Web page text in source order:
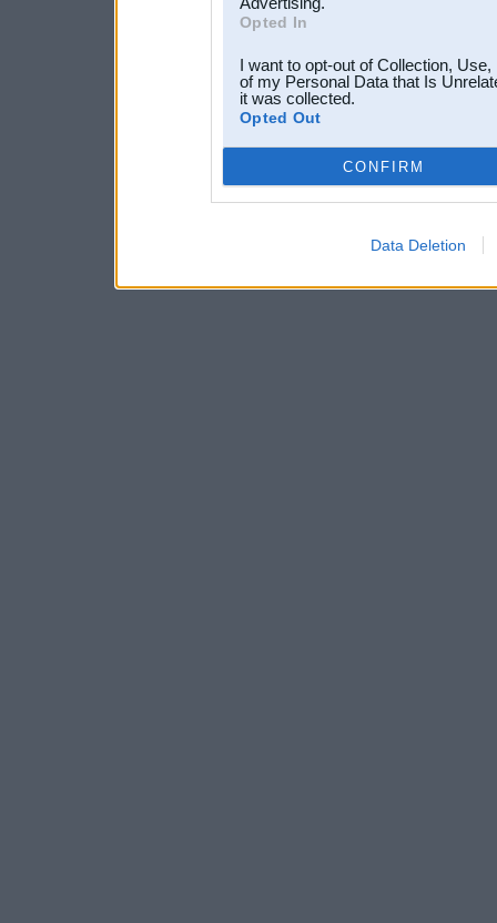
Opted In
I want to opt-out of Collection,
of my Personal Data that Is
it was collected.
Opted Out
CONFIRM
Data Deletion